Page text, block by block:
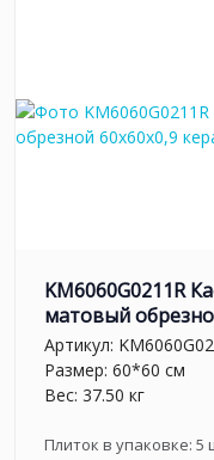
KM6060G0211R
матовый
Артикул:
Размер: 60*60 см
Вес: 37.50 кг
Плиток в упаковке: 5